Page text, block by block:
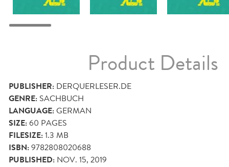
Product Details
PUBLISHER: DERQUERLESER.DE
GENRE: SACHBUCH
LANGUAGE:GERMAN
SIZE:60 PAGES
FILESIZE:1.3 MB
ISBN:9782808020688
PUBLISHED: NOV. 15, 2019